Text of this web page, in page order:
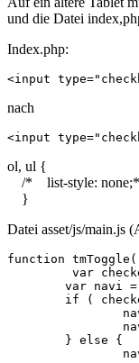
und die Datei
Index.php:
<input
nach
<input
ol, ul {
/* list-style:
}
Datei asset/js/main.js
function